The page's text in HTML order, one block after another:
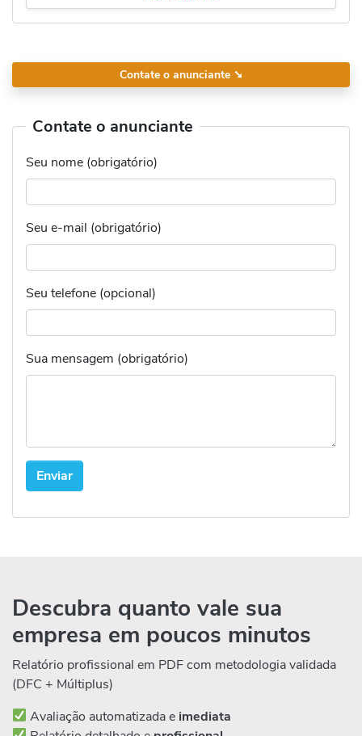
Contate o anunciante ➘
Contate o anunciante
Seu nome (obrigatório)
Seu e-mail (obrigatório)
Seu telefone (opcional)
Sua mensagem (obrigatório)
Descubra quanto vale sua
empresa em poucos minutos
Relatório profissional em PDF com metodologia validada
(DFC + Múltiplus)
Avaliação automatizada e imediata